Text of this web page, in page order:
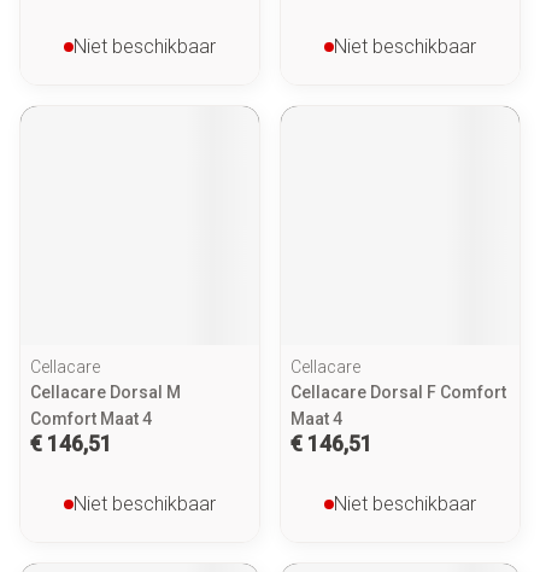
Niet beschikbaar Niet beschikbaar
Cellacare
Cellacare Dorsal M
Comfort Maat 4
€ 146,51
Niet beschikbaar
Cellacare
Cellacare Dorsal F Comfort
Maat 4
€ 146,51
Niet beschikbaar